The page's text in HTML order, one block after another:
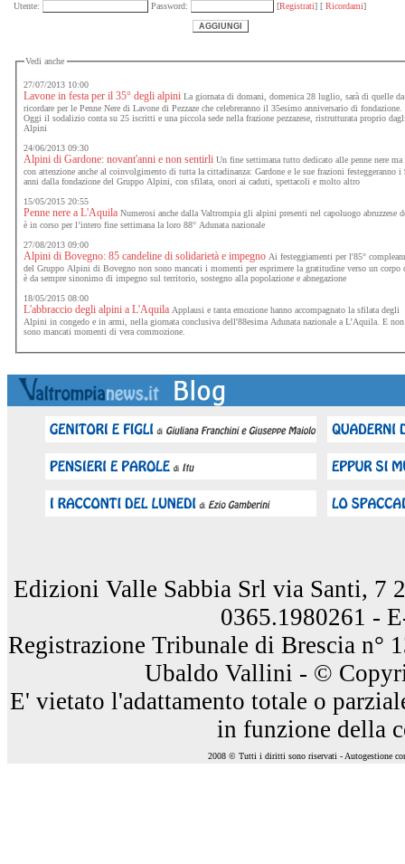
Utente: Password: [Registrati] [ Ricordami]
Vedi anche
27/07/2013 10:00
Lavone in festa per il 35° degli alpini La giornata di domani, domenica 28 luglio, sarà di quelle da
ricordare per le Penne Nere di Lavone di Pezzaze che celebreranno il 35esimo anniversario di fondazione.
Oggi il sodalizio conta su 25 iscritti e una piccola sede nella frazione pezzazese, ristrutturata proprio
Alpini
24/06/2013 09:30
Alpini di Gardone: novant'anni e non sentirli Un fine settimana tutto dedicato alle penne nere ma
con attenzione anche al coinvolgimento di tutta la cittadinanza: Gardone e le sue frazioni festeggeranno i
anni dalla fondazione del Gruppo Alpini, con sfilata, onori ai caduti, spettacoli e molto altro
15/05/2015 20:55
Penne nere a L'Aquila Numerosi anche dalla Valtrompia gli alpini presenti nel capoluogo abruzzese
è in corso per l’intero fine settimana la loro 88° Adunata nazionale
27/08/2013 09:00
Alpini di Bovegno: 85 candeline di solidarietà e impegno Ai festeggiamenti per l'85°
del Gruppo Alpini di Bovegno non sono mancati i momenti per esprimere la gratitudine verso un corpo
è da sempre sinonimo di impegno sul territorio, sostegno alla popolazione e abnegazione
18/05/2015 08:00
L'abbraccio degli alpini a L'Aquila Applausi e tanta emozione hanno accompagnato la sfilata degli
Alpini in congedo e in armi, nella giornata conclusiva dell'88esima Adunata nazionale a L’Aquila. E non
sono mancati momenti di vera commozione.
Edizioni Valle Sabbia Srl via Santi, 7
0365.1980261 -
Registrazione Tribunale di Brescia n°
Ubaldo Vallini - ©
E' vietato l'adattamento totale o
in funzione della
2008 © Tutti i diritti sono riservati - Autogestione